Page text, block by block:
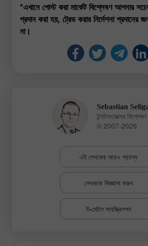
*এখানে পোস্ট করা মার্কেট বিশ্লেষণ আপনার
প্রদান করা হয়, ট্রেড করার নির্দেশনা প্রদানের
না।
Sebastian
ইন্সটাফরেক্সের বিশ্লেষণ
© 2007-2026
এই লেখকের আরও প্রবন্ধ
লেখককে জিজ্ঞাসা করুন
ই-মেইল সাবস্ক্রিপশন